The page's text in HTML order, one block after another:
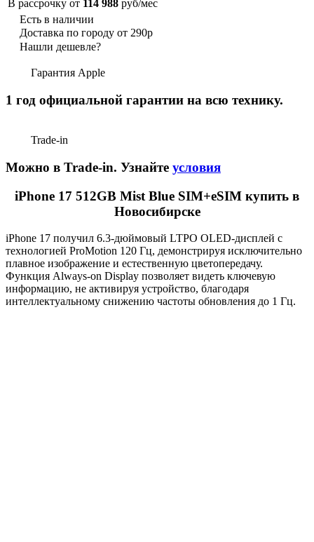
В рассрочку от 114 988 руб/мес
Есть в наличии
Доставка по городу от 290р
Нашли дешевле?
Гарантия Apple
1 год официальной гарантии на всю технику.
Trade-in
Можно в Trade-in. Узнайте условия
iPhone 17 512GB Mist Blue SIM+eSIM купить в
Новосибирске
iPhone 17 получил 6.3-дюймовый LTPO OLED-дисплей с
технологией ProMotion 120 Гц, демонстрируя исключительно
плавное изображение и естественную цветопередачу.
Функция Always-on Display позволяет видеть ключевую
информацию, не активируя устройство, благодаря
интеллектуальному снижению частоты обновления до 1 Гц.